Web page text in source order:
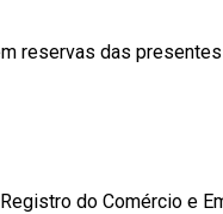
reservas das
do Comércio e